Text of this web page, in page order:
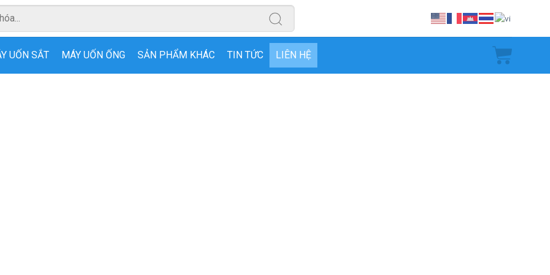
UỐN SẮT MÁY UỐN ỐNG SẢN PHẨM KHÁC TIN TỨC LIÊN HỆ